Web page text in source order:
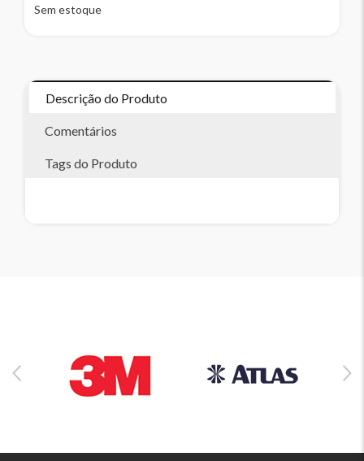
Sem estoque
Descrição do Produto
Comentários
Tags do Produto